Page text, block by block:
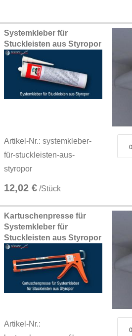
Systemkleber für
Stuckleisten aus Styropor
Artikel-Nr.: systemkleber-
für-stuckleisten-aus-
styropor
12,02 € /Stück
Kartuschenpresse für
Systemkleber für
Stuckleisten aus Styropor
Artikel-Nr.: